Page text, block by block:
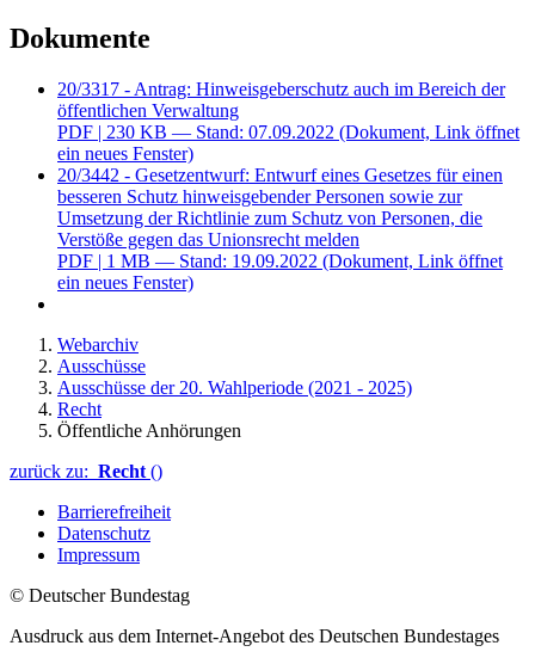
Dokumente
20/3317 - Antrag: Hinweisgeberschutz auch im Bereich der
öffentlichen Verwaltung
PDF | 230 KB — Stand: 07.09.2022 (Dokument, Link öffnet
ein neues Fenster)
20/3442 - Gesetzentwurf: Entwurf eines Gesetzes für einen
besseren Schutz hinweisgebender Personen sowie zur
Umsetzung der Richtlinie zum Schutz von Personen, die
Verstöße gegen das Unionsrecht melden
PDF | 1 MB — Stand: 19.09.2022 (Dokument, Link öffnet
ein neues Fenster)
Webarchiv
Ausschüsse
Ausschüsse der 20. Wahlperiode (2021 - 2025)
Recht
Öffentliche Anhörungen
zurück zu: Recht ()
Barrierefreiheit
Datenschutz
Impressum
© Deutscher Bundestag
Ausdruck aus dem Internet-Angebot des Deutschen Bundestages